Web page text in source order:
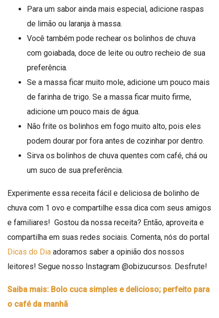
Para um sabor ainda mais especial, adicione raspas
de limão ou laranja à massa.
Você também pode rechear os bolinhos de chuva
com goiabada, doce de leite ou outro recheio de sua
preferência.
Se a massa ficar muito mole, adicione um pouco mais
de farinha de trigo. Se a massa ficar muito firme,
adicione um pouco mais de água.
Não frite os bolinhos em fogo muito alto, pois eles
podem dourar por fora antes de cozinhar por dentro.
Sirva os bolinhos de chuva quentes com café, chá ou
um suco de sua preferência.
Experimente essa receita fácil e deliciosa de bolinho de
chuva com 1 ovo e compartilhe essa dica com seus amigos
e familiares! Gostou da nossa receita? Então, aproveita e
compartilha em suas redes sociais. Comenta, nós do portal
Dicas do Dia adoramos saber a opinião dos nossos
leitores! Segue nosso Instagram @obizucursos. Desfrute!
Saiba mais: Bolo cuca simples e delicioso; perfeito para
o café da manhã